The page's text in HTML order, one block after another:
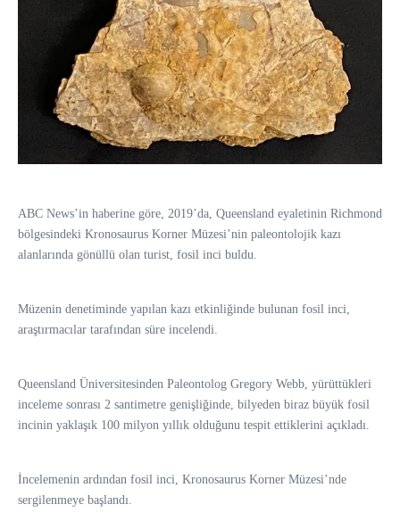
ABC News’in haberine göre, 2019’da, Queensland eyaletinin Richmond
bölgesindeki Kronosaurus Korner Müzesi’nin paleontolojik kazı
alanlarında gönüllü olan turist, fosil inci buldu.
Müzenin denetiminde yapılan kazı etkinliğinde bulunan fosil inci,
araştırmacılar tarafından süre incelendi.
Queensland Üniversitesinden Paleontolog Gregory Webb, yürüttükleri
inceleme sonrası 2 santimetre genişliğinde, bilyeden biraz büyük fosil
incinin yaklaşık 100 milyon yıllık olduğunu tespit ettiklerini açıkladı.
İncelemenin ardından fosil inci, Kronosaurus Korner Müzesi’nde
sergilenmeye başlandı.